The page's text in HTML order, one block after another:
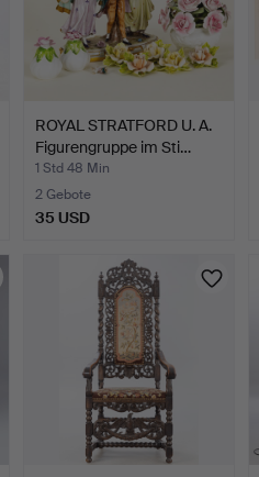
ROYAL STRATFORD U. A.
Figurengruppe im Sti…
1 Std 48 Min
2 Gebote
35 USD